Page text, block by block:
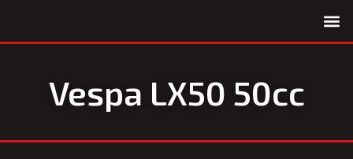
Vespa LX50 50cc